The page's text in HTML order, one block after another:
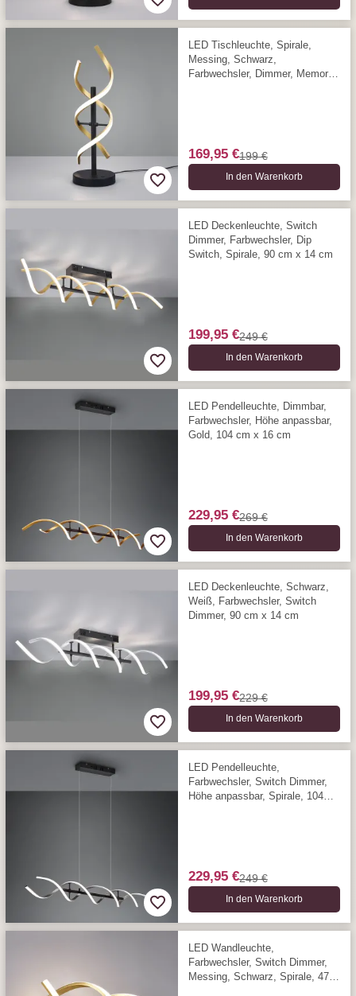
LED Tischleuchte, Spirale,
Messing, Schwarz,
Farbwechsler, Dimmer, Memory,
169,95 €199 €
In den Warenkorb
LED Deckenleuchte, Switch
Dimmer, Farbwechsler, Dip
Switch, Spirale, 90 cm x 14 cm
199,95 €249 €
In den Warenkorb
LED Pendelleuchte, Dimmbar,
Farbwechsler, Höhe anpassbar,
Gold, 104 cm x 16 cm
229,95 €269 €
In den Warenkorb
LED Deckenleuchte, Schwarz,
Weiß, Farbwechsler, Switch
Dimmer, 90 cm x 14 cm
199,95 €229 €
In den Warenkorb
LED Pendelleuchte,
Farbwechsler, Switch Dimmer,
Höhe anpassbar, Spirale, 104
229,95 €249 €
In den Warenkorb
LED Wandleuchte,
Farbwechsler, Switch Dimmer,
Messing, Schwarz, Spirale, 47